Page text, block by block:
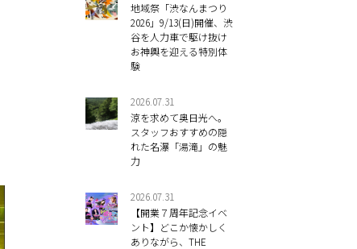
地域祭「渋なんまつり
2026」9/13(日)開催、渋
谷を人力車で駆け抜け
お神輿を迎える特別体
験
2026.07.31
涼を求めて奥日光へ。
スタッフおすすめの隠
れた名瀑「湯滝」の魅
力
2026.07.31
【開業７周年記念イベ
ント】どこか懐かしく
ありながら、THE